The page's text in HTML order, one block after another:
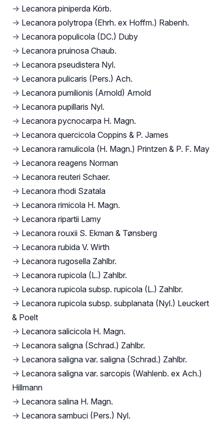
→ Lecanora piniperda Körb.
→ Lecanora polytropa (Ehrh. ex Hoffm.) Rabenh.
→ Lecanora populicola (DC.) Duby
→ Lecanora pruinosa Chaub.
→ Lecanora pseudistera Nyl.
→ Lecanora pulicaris (Pers.) Ach.
→ Lecanora pumilionis (Arnold) Arnold
→ Lecanora pupillaris Nyl.
→ Lecanora pycnocarpa H. Magn.
→ Lecanora quercicola Coppins & P. James
→ Lecanora ramulicola (H. Magn.) Printzen & P. F. May
→ Lecanora reagens Norman
→ Lecanora reuteri Schaer.
→ Lecanora rhodi Szatala
→ Lecanora rimicola H. Magn.
→ Lecanora ripartii Lamy
→ Lecanora rouxii S. Ekman & Tønsberg
→ Lecanora rubida V. Wirth
→ Lecanora rugosella Zahlbr.
→ Lecanora rupicola (L.) Zahlbr.
→ Lecanora rupicola subsp. rupicola (L.) Zahlbr.
→ Lecanora rupicola subsp. subplanata (Nyl.) Leuckert
& Poelt
→ Lecanora salicicola H. Magn.
→ Lecanora saligna (Schrad.) Zahlbr.
→ Lecanora saligna var. saligna (Schrad.) Zahlbr.
→ Lecanora saligna var. sarcopis (Wahlenb. ex Ach.)
Hillmann
→ Lecanora salina H. Magn.
→ Lecanora sambuci (Pers.) Nyl.